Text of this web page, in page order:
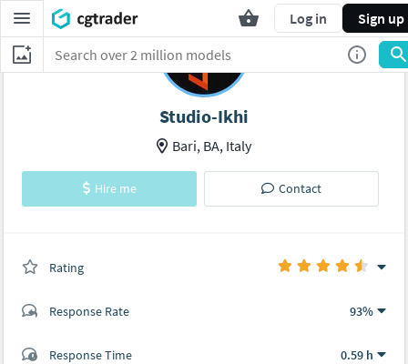
Log in Sign up
Studio-Ikhi
Bari, BA, Italy
Hire me Contact
Rating
Response Rate 93%
Response Time 0.59 h